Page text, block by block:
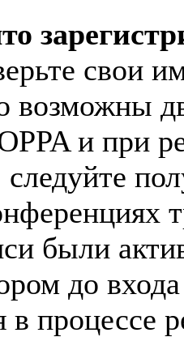
свои
возможны
и при
следуйте
были
до
в процессе